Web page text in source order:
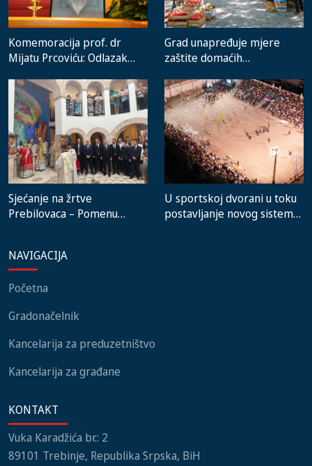
Komemoracija prof. dr
Mijatu Prcoviću: Odlazak
koji je Trebinje nosio u srcu
Grad unapređuje mjere
zaštite domaćih
pijace
Sjećanje na žrtve
Prebilovaca – Pomenu
zajednica i građani
U sportskoj dvorani u toku
postavljanje novog sistema
NAVIGACIJA
Početna
Gradonačelnik
Kancelarija za preduzetništvo
Kancelarija za građane
KONTAKT
Vuka Karadžića br.: 2
89101 Trebinje, Republika Srpska, BiH